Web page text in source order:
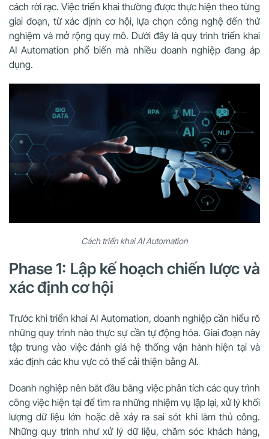
cách rời rạc. Việc triển khai thường được thực hiện theo từng
giai đoạn, từ xác định cơ hội, lựa chọn công nghệ đến thử
nghiệm và mở rộng quy mô. Dưới đây là quy trình triển khai
AI Automation phổ biến mà nhiều doanh nghiệp đang áp
dụng.
Cách triển khai AI Automation
Phase 1: Lập kế hoạch chiến lược và
xác định cơ hội
Trước khi triển khai AI Automation, doanh nghiệp cần hiểu rõ
những quy trình nào thực sự cần tự động hóa. Giai đoạn này
tập trung vào việc đánh giá hệ thống vận hành hiện tại và
xác định các khu vực có thể cải thiện bằng AI.
Doanh nghiệp nên bắt đầu bằng việc phân tích các quy trình
công việc hiện tại để tìm ra những nhiệm vụ lặp lại, xử lý khối
lượng dữ liệu lớn hoặc dễ xảy ra sai sót khi làm thủ công.
Những quy trình như xử lý dữ liệu, chăm sóc khách hàng,